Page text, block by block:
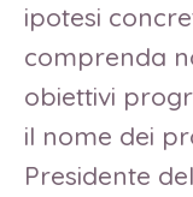
ipotesi
comprenda
obiettivi
il nome dei
Presidente